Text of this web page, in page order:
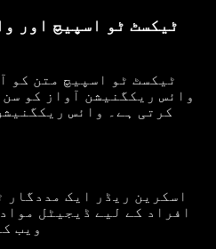
ٹیکسٹ ٹو اسپیچ اور
ٹیکسٹ ٹو اسپیچ متن کو
وائس ریکگنیشن آواز کو
کرتی ہے۔ وائس
اسکرین ریڈر ایک مددگار
افراد کے لیے ڈیجیٹل
ویب